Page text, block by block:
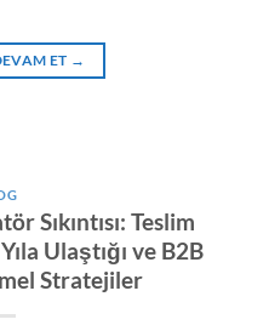
ET →
Sıkıntısı: Teslim
Ulaştığı ve B2B
Stratejiler